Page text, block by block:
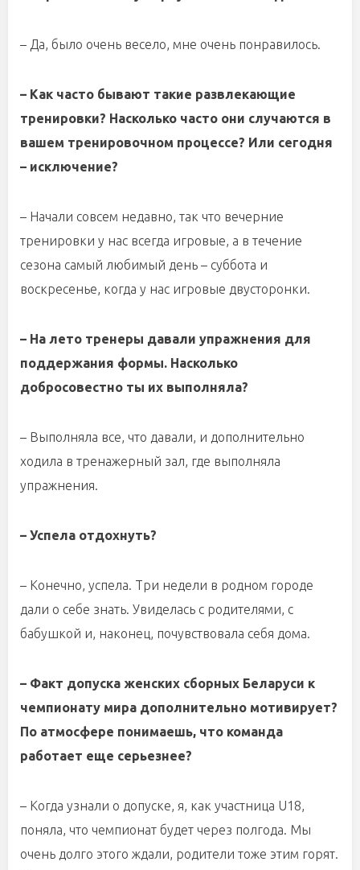
– Да, было очень весело, мне очень понравилось.
– Как часто бывают такие развлекающие
тренировки? Насколько часто они случаются в
вашем тренировочном процессе? Или сегодня
– исключение?
– Начали совсем недавно, так что вечерние
тренировки у нас всегда игровые, а в течение
сезона самый любимый день – суббота и
воскресенье, когда у нас игровые двусторонки.
– На лето тренеры давали упражнения для
поддержания формы. Насколько
добросовестно ты их выполняла?
– Выполняла все, что давали, и дополнительно
ходила в тренажерный зал, где выполняла
упражнения.
– Успела отдохнуть?
– Конечно, успела. Три недели в родном городе
дали о себе знать. Увиделась с родителями, с
бабушкой и, наконец, почувствовала себя дома.
– Факт допуска женских сборных Беларуси к
чемпионату мира дополнительно мотивирует?
По атмосфере понимаешь, что команда
работает еще серьезнее?
– Когда узнали о допуске, я, как участница U18,
поняла, что чемпионат будет через полгода. Мы
очень долго этого ждали, родители тоже этим горят.